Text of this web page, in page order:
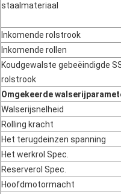
staalmateriaal
Inkomende rolstrook
Inkomende rollen
Koudgewalste gebeëindigde
rolstrook
Omgekeerde
Walserijsnelheid
Rolling kracht
Het terugdeinzen spanning
Het werkrol Spec.
Reserverol Spec.
Hoofdmotormacht